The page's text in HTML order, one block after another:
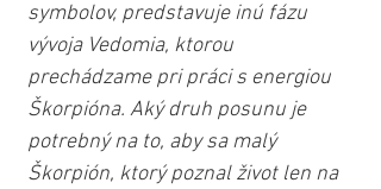
symbolov, predstavuje inú fázu
vývoja Vedomia, ktorou
prechádzame pri práci s energiou
Škorpióna. Aký druh posunu je
potrebný na to, aby sa malý
Škorpión, ktorý poznal život len ​​na